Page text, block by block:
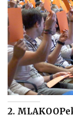
2.